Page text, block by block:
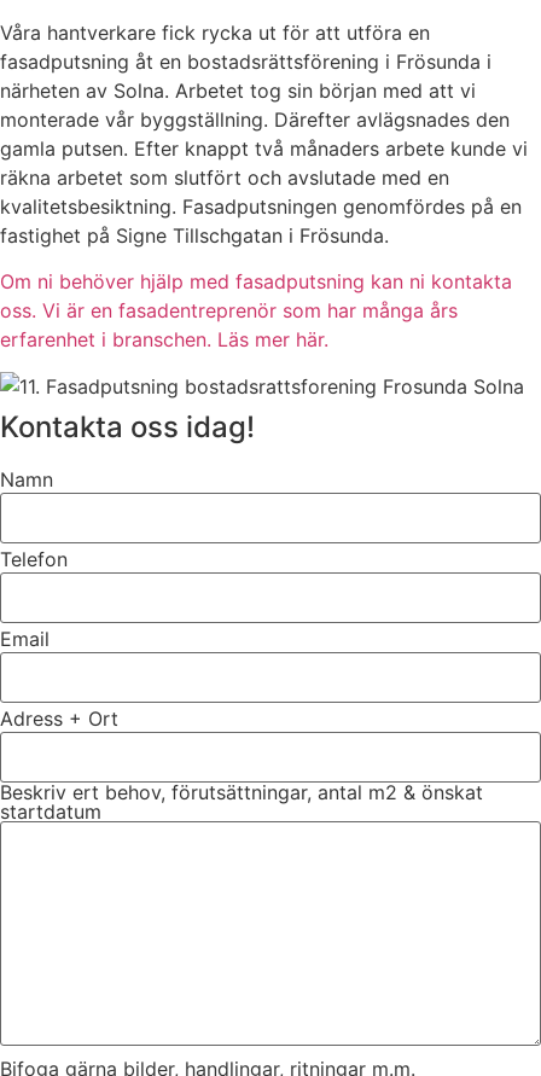
Våra hantverkare fick rycka ut för att utföra en
fasadputsning åt en bostadsrättsförening i Frösunda i
närheten av Solna. Arbetet tog sin början med att vi
monterade vår byggställning. Därefter avlägsnades den
gamla putsen. Efter knappt två månaders arbete kunde vi
räkna arbetet som slutfört och avslutade med en
kvalitetsbesiktning. Fasadputsningen genomfördes på en
fastighet på Signe Tillschgatan i Frösunda.
Om ni behöver hjälp med fasadputsning kan ni kontakta
oss. Vi är en fasadentreprenör som har många års
erfarenhet i branschen. Läs mer här.
Kontakta oss idag!
Namn
Telefon
Email
Adress + Ort
Beskriv ert behov, förutsättningar, antal m2 & önskat
startdatum
Bifoga gärna bilder, handlingar, ritningar m.m.